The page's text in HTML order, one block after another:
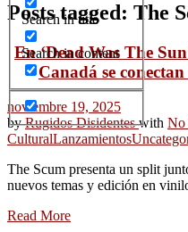
Search in title
Search in content
Posts tagged: The
En ‘Dead Was The
Canadá se
noviembre 19, 2025
by Rugidos Disidenteswith No
CulturalLanzamientos
The Scum presenta un split
nuevos temas y edición en
Read More